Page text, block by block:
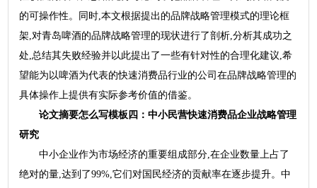
的可操作性。同时,本文根据提出的品牌战略管理模式的理论框
架,对青岛啤酒的品牌战略管理的现状进行了剖析,分析其成功之
处,总结其失败经验并以此提出了一些有针对性的合理化建议,希
望能为以啤酒为代表的快速消费品行业的公司在品牌战略管理的
具体操作上提供有实际参考价值的借鉴。
论文摘要怎么写模板四：中小民营快速消费品企业战略管理
研究
中小企业作为市场经济的重要组成部分,在企业数量上占了
绝对的量,达到了99%,它们对国民经济的贡献率在逐步提升。中